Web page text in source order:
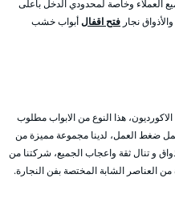
وخاصة لمحدودي الدخل بأعلى
نجار فتح اقفالأبواب خشب
هذا النوع من الابواب مطلوب
ضغط العمل، لدينا مجموعة مميزة من
و تنال ثقة واعجاب الجميع، شركتنا من
العناصر الشابة المختصة بفن النجارة.